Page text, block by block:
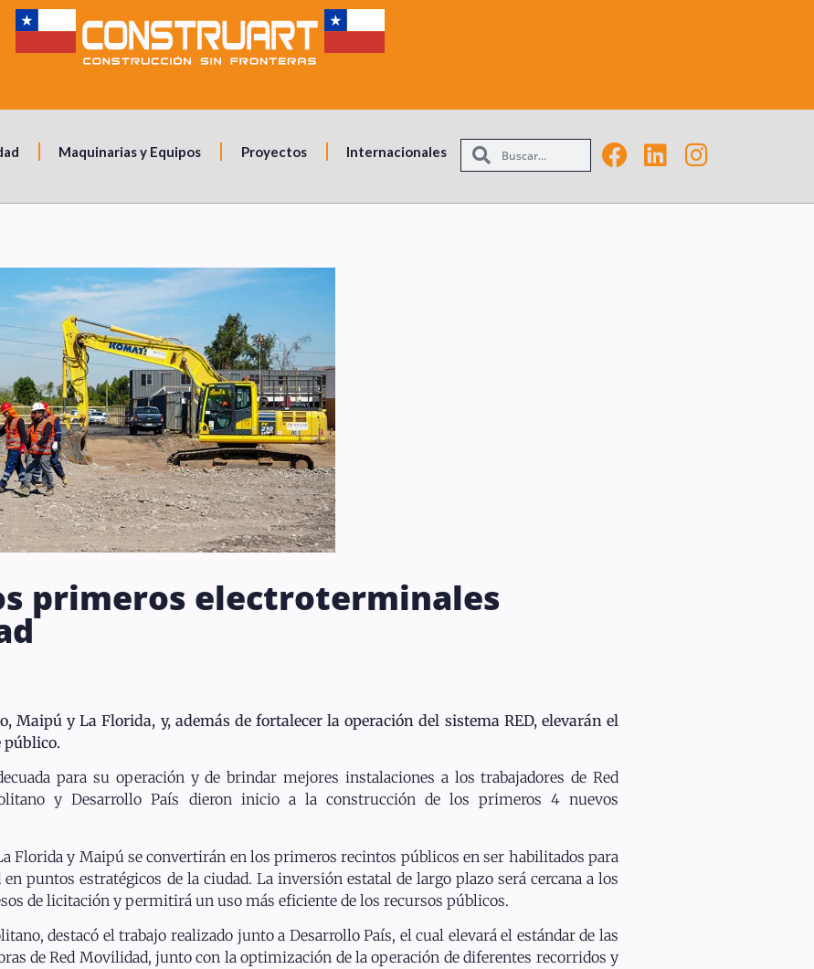
Maquinarias y Equipos Proyectos Internacionales
primeros electroterminales
Maipú y La Florida, y, además de fortalecer la operación del sistema RED, elevarán el
público.
para su operación y de brindar mejores instalaciones a los trabajadores de Red
y Desarrollo País dieron inicio a la construcción de los primeros 4 nuevos
Florida y Maipú se convertirán en los primeros recintos públicos en ser habilitados para
puntos estratégicos de la ciudad. La inversión estatal de largo plazo será cercana a los
de licitación y permitirá un uso más eficiente de los recursos públicos.
destacó el trabajo realizado junto a Desarrollo País, el cual elevará el estándar de las
de Red Movilidad, junto con la optimización de la operación de diferentes recorridos y